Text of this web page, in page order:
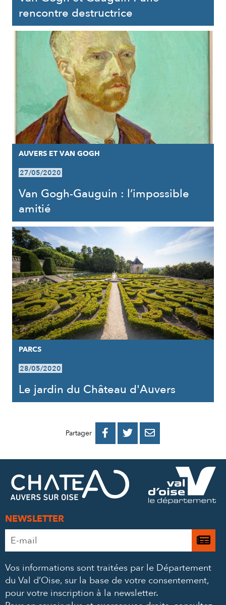
rencontre destructrice
AUVERS ET VAN GOGH
27/05/2020
Van Gogh-Gauguin : l’impossible
amitié
PARCS
28/05/2020
Le jardin du Château d'Auvers
Partager 
PARTAGER
FACEBOOK
PARTAGER
PARTAGER
MAIL
NEWSLETTER
Adresse
e-
*
Je
à
Vos informations sont traitées par le Département
du Val d’Oise, sur la base de votre consentement,
pour votre inscription à la newsletter.